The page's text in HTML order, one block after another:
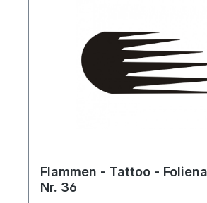
Flammen - Tattoo -
Nr. 36